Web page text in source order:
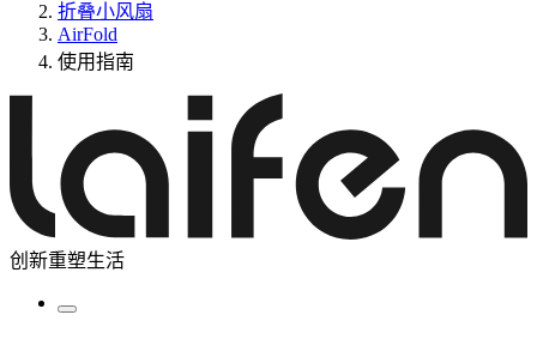
折叠小风扇
AirFold
使用指南
创新重塑生活